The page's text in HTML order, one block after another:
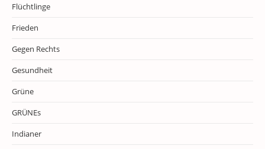
Flüchtlinge
Frieden
Gegen Rechts
Gesundheit
Grüne
GRÜNEs
Indianer